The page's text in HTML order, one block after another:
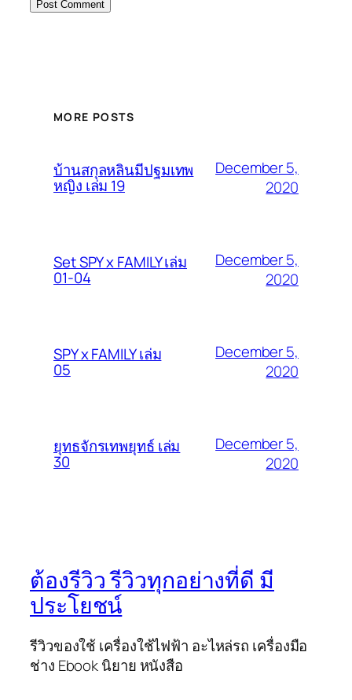
MORE POSTS
บ้านสกุลหลินมีปฐมเทพ
หญิง เล่ม 19
December 5,
2020
Set SPY x FAMILY เล่ม
01-04
December 5,
2020
SPY x FAMILY เล่ม
05
December 5,
2020
ยุทธจักรเทพยุทธ์ เล่ม
30
December 5,
2020
ต้องรีวิว รีวิวทุกอย่างที่ดี มี
ประโยชน์
รีวิวของใช้ เครื่องใช้ไฟฟ้า อะไหล่รถ เครื่องมือ
ช่าง Ebook นิยาย หนังสือ